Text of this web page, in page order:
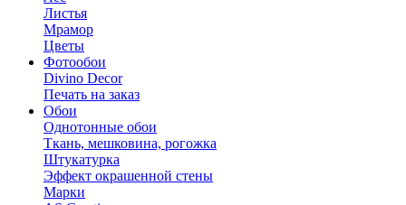
Листья
Мрамор
Цветы
Фотообои
Divino Decor
Печать на заказ
Обои
Однотонные обои
Ткань, мешковина, рогожка
Штукатурка
Эффект окрашенной стены
Марки